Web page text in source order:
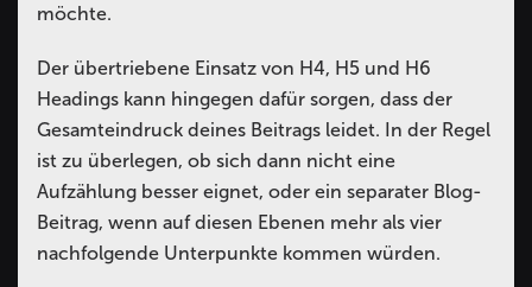
möchte.
Der übertriebene Einsatz von H4, H5 und H6
Headings kann hingegen dafür sorgen, dass der
Gesamteindruck deines Beitrags leidet. In der Regel
ist zu überlegen, ob sich dann nicht eine
Aufzählung besser eignet, oder ein separater Blog-
Beitrag, wenn auf diesen Ebenen mehr als vier
nachfolgende Unterpunkte kommen würden.